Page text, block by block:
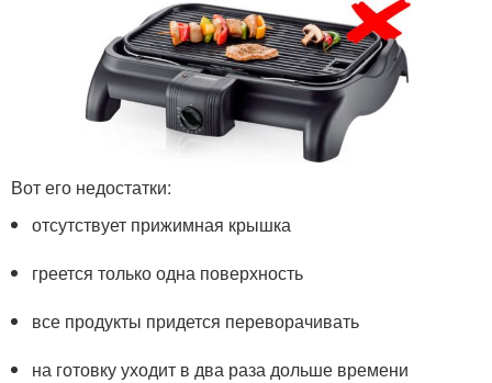
Вот его недостатки:
отсутствует прижимная крышка
греется только одна поверхность
все продукты придется переворачивать
на готовку уходит в два раза дольше времени